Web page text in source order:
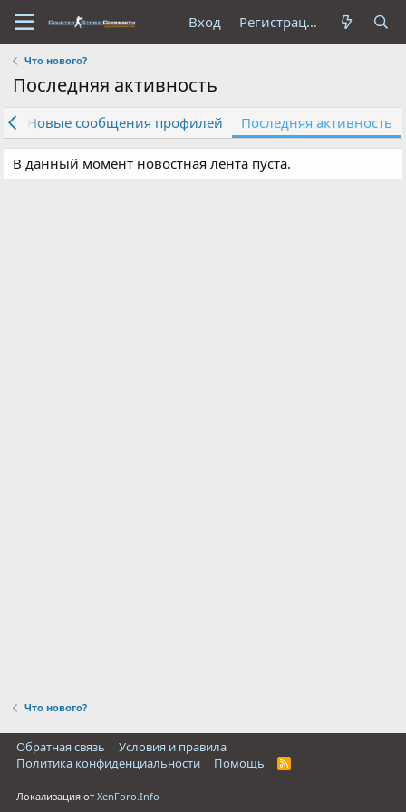
Вход Регистрация
Что нового?
Последняя активность
Новые сообщения профилей Последняя активность
В данный момент новостная лента пуста.
Что нового?
Обратная связь
Условия и правила
Политика конфиденциальности
Помощь
R
Локализация отXenForo.Info